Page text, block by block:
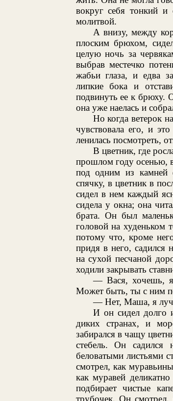
вокруг себя тонкий и
молитвой.
А внизу, между
плоским брюхом,
целую ночь за
выбрав местечко
жабьи глаза, и едва
липкие бока и
подвинуть ее к брюху.
она уже наелась и
Но когда ветерок
чувствовала его, и
ленилась посмотреть,
В цветник, где
прошлом году осенью,
под одним из камней
спячку, в цветник в
сидел в нем каждый
сидела у окна; она
брата. Он был
головой на худеньком
потому что, кроме
придя в него, садился
на сухой песчаной
ходили закрывать
— Вася, хочешь,
Может быть, ты с ним
— Нет, Маша, я
И он сидел долго
диких странах, и
забирался в чащу
стебель. Он садился
беловатыми листьями
смотрел, как
как муравей
подбирает чистые
трубочек. Он